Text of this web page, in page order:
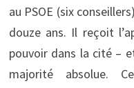
au PSOE (six
douze ans. Il reçoit
pouvoir dans la cité –
majorité absolue.